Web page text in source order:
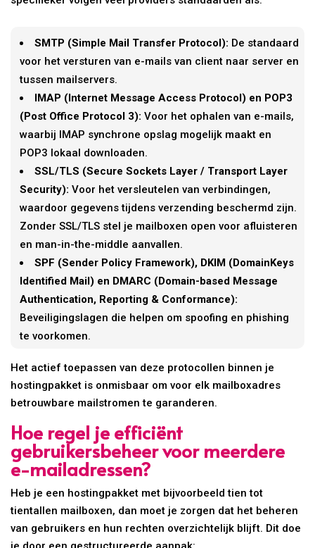
SMTP (Simple Mail Transfer Protocol): De standaard
voor het versturen van e-mails van client naar server en
tussen mailservers.
IMAP (Internet Message Access Protocol) en POP3
(Post Office Protocol 3): Voor het ophalen van e-mails,
waarbij IMAP synchrone opslag mogelijk maakt en
POP3 lokaal downloaden.
SSL/TLS (Secure Sockets Layer / Transport Layer
Security): Voor het versleutelen van verbindingen,
waardoor gegevens tijdens verzending beschermd zijn.
Zonder SSL/TLS stel je mailboxen open voor afluisteren
en man-in-the-middle aanvallen.
SPF (Sender Policy Framework), DKIM (DomainKeys
Identified Mail) en DMARC (Domain-based Message
Authentication, Reporting & Conformance):
Beveiligingslagen die helpen om spoofing en phishing
te voorkomen.
Het actief toepassen van deze protocollen binnen je
hostingpakket is onmisbaar om voor elk mailboxadres
betrouwbare mailstromen te garanderen.
Hoe regel je efficiënt
gebruikersbeheer voor meerdere
e-mailadressen?
Heb je een hostingpakket met bijvoorbeeld tien tot
tientallen mailboxen, dan moet je zorgen dat het beheren
van gebruikers en hun rechten overzichtelijk blijft. Dit doe